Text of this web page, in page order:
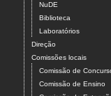
NuDE
Biblioteca
Laboratórios
Direção
Comissões locais
Comissão de
Comissão de Ensino